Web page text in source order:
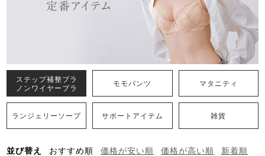
ステップ補整ブラ
ノンワイヤーブラ
モモパンツ マタニティ
ランジェリーソープ サポートアイテム 雑貨
並び替え おすすめ順 価格が安い順 価格が高い順
新着順